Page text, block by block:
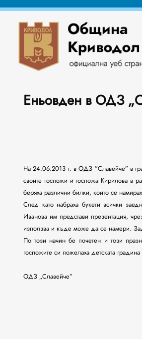
Еньовден в ОДЗ
На 24.06.2013 г. в ОДЗ ”Славейче” в
своите госпожи и госпожа Кирилова в
беряха различни билки, които се
След като набраха букети всички
Иванова им представи презентация,
използва и къде може да се намери.
По този начин бе почетен и този
госпожите си пожелаха детската
ОДЗ „Славейче”